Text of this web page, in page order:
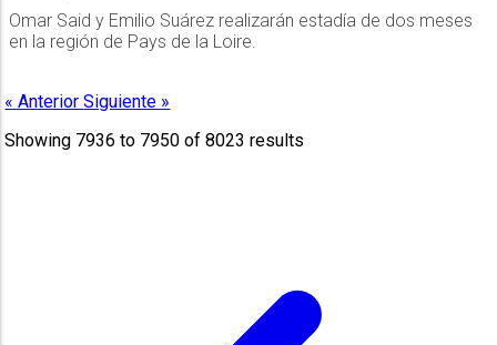
Omar Said y Emilio Suárez realizarán estadía de dos meses
en la región de Pays de la Loire.
« AnteriorSiguiente »
Showing 7936 to 7950 of8023 results